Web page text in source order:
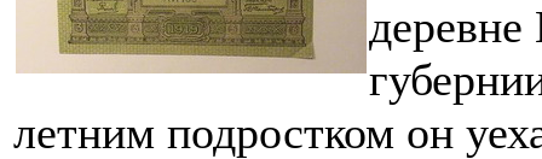
летним подростком он